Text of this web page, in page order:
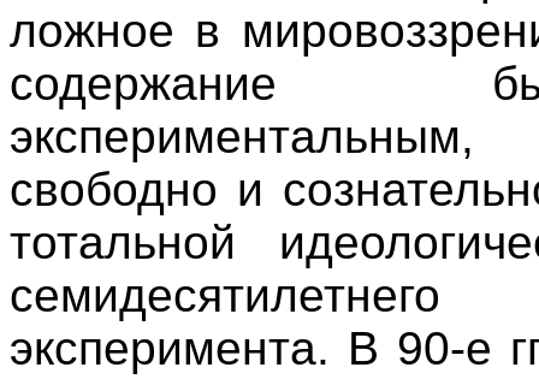
ложное в
содержание
свободно и
тотальной
эксперимента. В 90-е